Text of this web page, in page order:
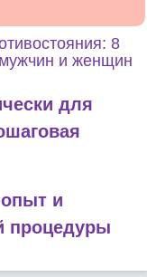
8
и женщин
для
и
процедуры